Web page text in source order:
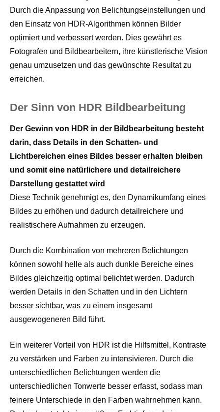
Durch die Anpassung von Belichtungseinstellungen und
den Einsatz von HDR-Algorithmen können Bilder
optimiert und verbessert werden. Dies gewährt es
Fotografen und Bildbearbeitern, ihre künstlerische Vision
genau umzusetzen und das gewünschte Resultat zu
erreichen.
Der Sinn von HDR Bildbearbeitung
Der Gewinn von HDR in der Bildbearbeitung besteht
darin, dass Details in den Schatten- und
Lichtbereichen eines Bildes besser erhalten bleiben
und somit eine natürlichere und detailreichere
Darstellung gestattet wird
Diese Technik genehmigt es, den Dynamikumfang eines
Bildes zu erhöhen und dadurch detailreichere und
realistischere Aufnahmen zu erzeugen.
Durch die Kombination von mehreren Belichtungen
können sowohl helle als auch dunkle Bereiche eines
Bildes gleichzeitig optimal belichtet werden. Dadurch
werden Details in den Schatten und in den Lichtern
besser sichtbar, was zu einem insgesamt
ausgewogeneren Bild führt.
Ein weiterer Vorteil von HDR ist die Hilfsmittel, Kontraste
zu verstärken und Farben zu intensivieren. Durch die
unterschiedlichen Belichtungen werden die
unterschiedlichen Tonwerte besser erfasst, sodass man
feinere Unterschiede in den Farben wahrnehmen kann.